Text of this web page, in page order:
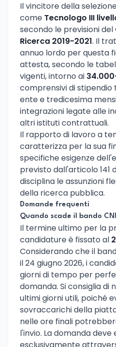
Il vincitore della
come Tecnologo III
secondo le previsioni del
Ricerca 2019-2021. Il
annuo lordo per questa
attesta, secondo le
vigenti, intorno ai
comprensivi di stipendio
ente e tredicesima
integrazioni legate alle
altri istituti contrattuali.
Il rapporto di lavoro a
caratterizza per la sua
specifiche esigenze
previsto dall'articolo 141
disciplina le assunzioni
della ricerca pubblica.
Domande frequenti
Quando scade il bando
Il termine ultimo per la
candidature è fissato al
Considerando che il
il 24 giugno 2026, i
giorni di tempo per
domanda. Si consiglia di
ultimi giorni utili, poiché
sovraccarichi della
nelle ore finali
l'invio. La domanda